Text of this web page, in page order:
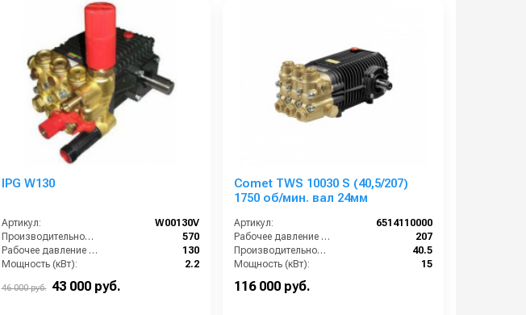
IPG W130
Артикул:
W00130V
Производительность (л/ч):
570
Рабочее давление (бар):
130
Мощность (кВт):
2.2
46 000 руб. 43 000 руб.
Comet TWS 10030 S (40,5/207)
1750 об/мин. вал 24мм
Артикул:
6514110000
Рабочее давление (бар):
207
Производительность (л/мин):
40.5
Мощность (кВт):
15
116 000 руб.